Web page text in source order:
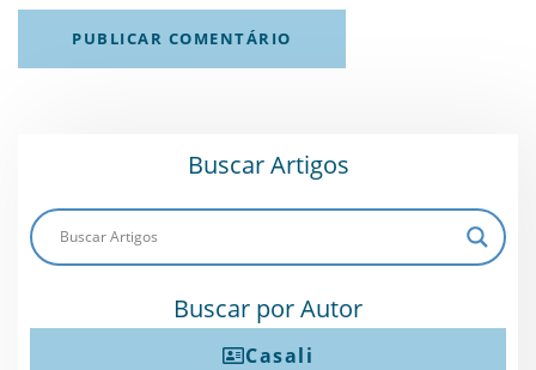
Buscar Artigos
Buscar por Autor
Casali